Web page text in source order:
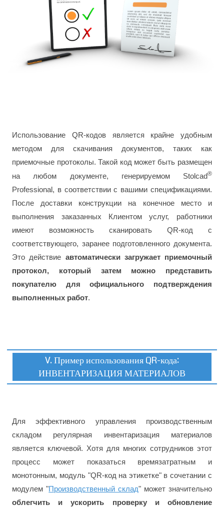
Использование QR-кодов является крайне удобным
методом для скачивания документов, таких как
приемочные протоколы. Такой код может быть размещен
на любом документе, генерируемом Stolcad®
Professional, в соответствии с вашими спецификациями.
После доставки конструкции на конечное место и
выполнения заказанных Клиентом услуг, работники
имеют возможность сканировать QR-код с
соответствующего, заранее подготовленного документа.
Это действие автоматически загружает приемочный
протокол, который затем можно представить
покупателю для официального подтверждения
выполненных работ.
V. Пример использования QR-кода:
ИНВЕНТАРИЗАЦИЯ МАТЕРИАЛОВ
Для эффективного управления производственным
складом регулярная инвентаризация материалов
является ключевой. Хотя для многих сотрудников этот
процесс может показаться времязатратным и
монотонным, модуль "QR-код на этикетке" в сочетании с
модулем "Производственный склад" может значительно
облегчить и ускорить проверку и обновление